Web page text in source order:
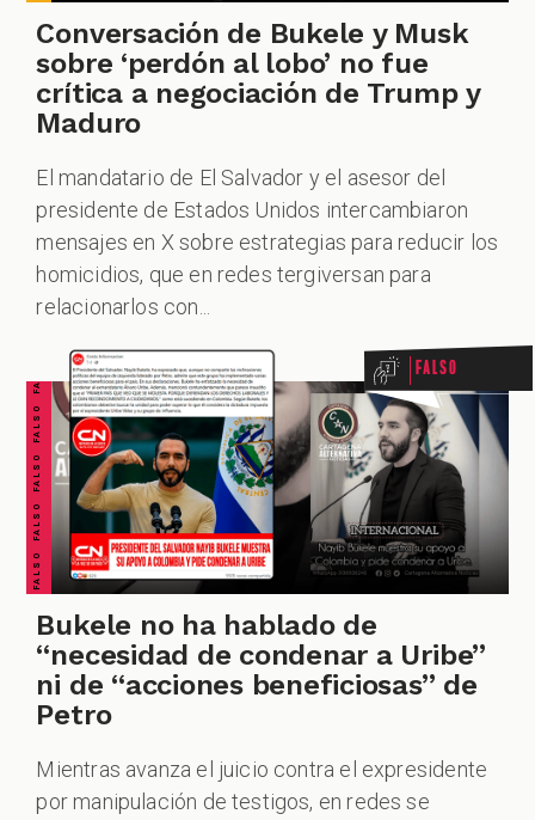
Conversación de Bukele y Musk
sobre ‘perdón al lobo’ no fue
crítica a negociación de Trump y
Maduro
El mandatario de El Salvador y el asesor del
presidente de Estados Unidos intercambiaron
mensajes en X sobre estrategias para reducir los
homicidios, que en redes tergiversan para
relacionarlos con...
FALSO FALSO FALSO FALSO FALSO FALSO FALSO Falso
Bukele no ha hablado de
“necesidad de condenar a Uribe”
ni de “acciones beneficiosas” de
Petro
Mientras avanza el juicio contra el expresidente
por manipulación de testigos, en redes se